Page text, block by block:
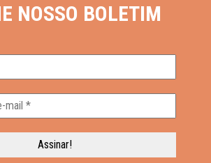
NOSSO BOLETIM